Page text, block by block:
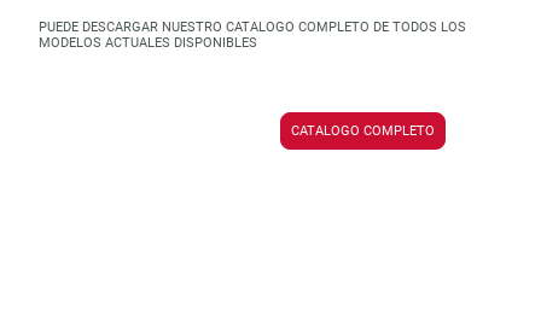
PUEDE DESCARGAR NUESTRO CATALOGO COMPLETO DE TODOS LOS
MODELOS ACTUALES DISPONIBLES
CATALOGO COMPLETO